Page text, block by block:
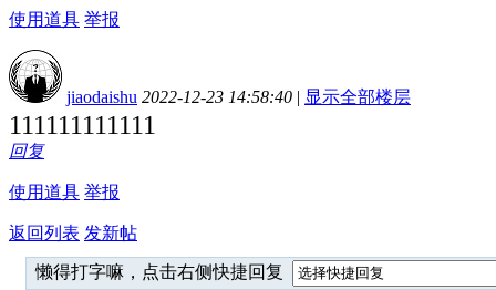
使用道具 举报
jiaodaishu 2022-12-23 14:58:40 | 显示全部楼层
111111111111
回复
使用道具 举报
返回列表 发新帖
懒得打字嘛，点击右侧快捷回复